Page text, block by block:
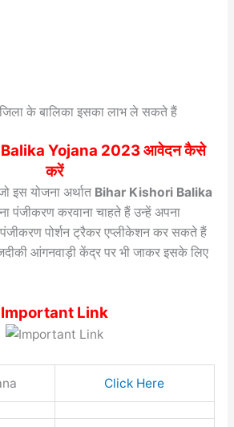
के बालिका इसका लाभ ले सकते हैं
Yojana 2023 आवेदन कैसे
करें
इस योजना अर्थात Bihar Kishori Balika
पंजीकरण करवाना चाहते हैं उन्हें अपना
पंजीकरण पोर्शन ट्रैकर एप्लीकेशन कर सकते हैं
आंगनवाड़ी केंद्र पर भी जाकर इसके लिए
Important Link
Click Here